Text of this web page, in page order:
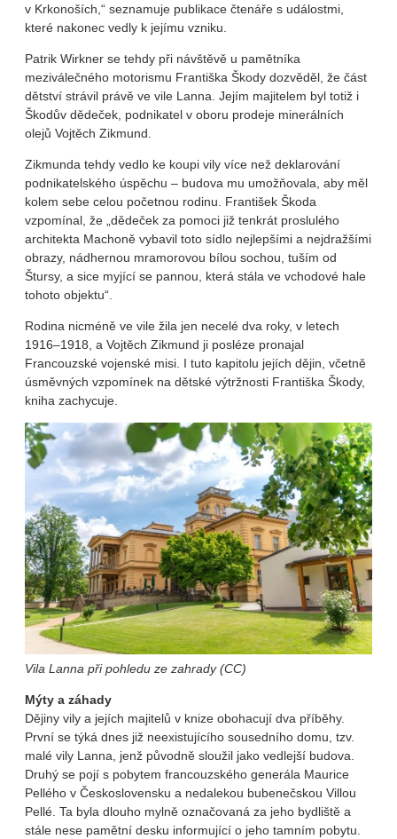
v Krkonoších,“ seznamuje publikace čtenáře s událostmi,
které nakonec vedly k jejímu vzniku.
Patrik Wirkner se tehdy při návštěvě u pamětníka
meziválečného motorismu Františka Škody dozvěděl, že část
dětství strávil právě ve vile Lanna. Jejím majitelem byl totiž i
Škodův dědeček, podnikatel v oboru prodeje minerálních
olejů Vojtěch Zikmund.
Zikmunda tehdy vedlo ke koupi vily více než deklarování
podnikatelského úspěchu – budova mu umožňovala, aby měl
kolem sebe celou početnou rodinu. František Škoda
vzpomínal, že „dědeček za pomoci již tenkrát proslulého
architekta Machoně vybavil toto sídlo nejlepšími a nejdražšími
obrazy, nádhernou mramorovou bílou sochou, tuším od
Štursy, a sice myjící se pannou, která stála ve vchodové hale
tohoto objektu“.
Rodina nicméně ve vile žila jen necelé dva roky, v letech
1916–1918, a Vojtěch Zikmund ji posléze pronajal
Francouzské vojenské misi. I tuto kapitolu jejích dějin, včetně
úsměvných vzpomínek na dětské výtržnosti Františka Škody,
kniha zachycuje.
Vila Lanna při pohledu ze zahrady (CC)
Mýty a záhady
Dějiny vily a jejích majitelů v knize obohacují dva příběhy.
První se týká dnes již neexistujícího sousedního domu, tzv.
malé vily Lanna, jenž původně sloužil jako vedlejší budova.
Druhý se pojí s pobytem francouzského generála Maurice
Pellého v Československu a nedalekou bubenečskou Villou
Pellé. Ta byla dlouho mylně označovaná za jeho bydliště a
stále nese pamětní desku informující o jeho tamním pobytu.